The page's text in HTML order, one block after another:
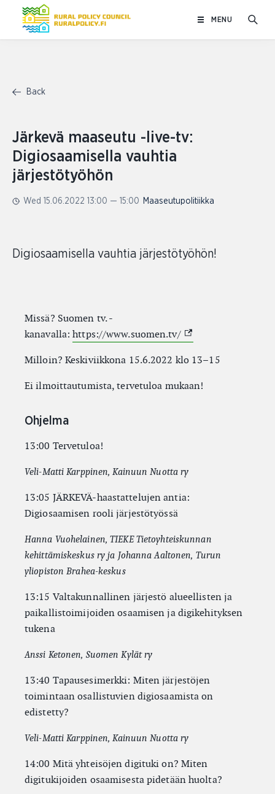
MENU
Back
Järkevä maaseutu -live-tv:
Digiosaamisella vauhtia
järjestötyöhön
Wed 15.06.2022 13:00 — 15:00 Maaseutupolitiikka
Digiosaamisella vauhtia järjestötyöhön!
Missä? Suomen tv. -
kanavalla:https://www.suomen.tv/ (External link)
Milloin? Keskiviikkona 15.6.2022 klo 13–15
Ei ilmoittautumista, tervetuloa mukaan!
Ohjelma
13:00 Tervetuloa!
Veli-Matti Karppinen, Kainuun Nuotta ry
13:05 JÄRKEVÄ-haastattelujen antia:
Digiosaamisen rooli järjestötyössä
Hanna Vuohelainen, TIEKE Tietoyhteiskunnan
kehittämiskeskus ry ja Johanna Aaltonen, Turun
yliopiston Brahea-keskus
13:15 Valtakunnallinen järjestö alueellisten ja
paikallistoimijoiden osaamisen ja digikehityksen
tukena
Anssi Ketonen, Suomen Kylät ry
13:40 Tapausesimerkki: Miten järjestöjen
toimintaan osallistuvien digiosaamista on
edistetty?
Veli-Matti Karppinen, Kainuun Nuotta ry
14:00 Mitä yhteisöjen digituki on? Miten
digitukijoiden osaamisesta pidetään huolta?